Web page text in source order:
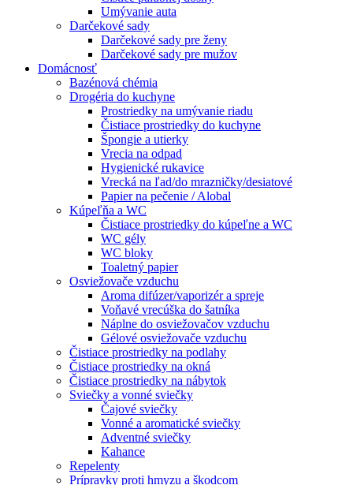
Umývanie auta
Darčekové sady
Darčekové sady pre ženy
Darčekové sady pre mužov
Domácnosť
Bazénová chémia
Drogéria do kuchyne
Prostriedky na umývanie riadu
Čistiace prostriedky do kuchyne
Špongie a utierky
Vrecia na odpad
Hygienické rukavice
Vrecká na ľad/do mrazničky/desiatové
Papier na pečenie / Alobal
Kúpeľňa a WC
Čistiace prostriedky do kúpeľne a WC
WC gély
WC bloky
Toaletný papier
Osviežovače vzduchu
Aroma difúzer/vaporizér a spreje
Voňavé vrecúška do šatníka
Náplne do osviežovačov vzduchu
Gélové osviežovače vzduchu
Čistiace prostriedky na podlahy
Čistiace prostriedky na okná
Čistiace prostriedky na nábytok
Sviečky a vonné sviečky
Čajové sviečky
Vonné a aromatické sviečky
Adventné sviečky
Kahance
Repelenty
Prípravky proti hmyzu a škodcom